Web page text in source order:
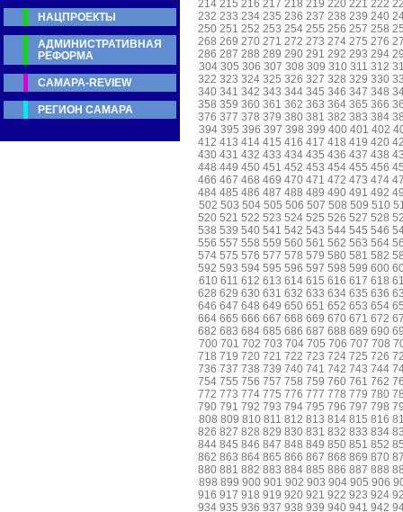
214 215 216 217 218 219 220 221 222
232 233 234 235 236 237 238 239 240
250 251 252 253 254 255 256 257 258
268 269 270 271 272 273 274 275 276
286 287 288 289 290 291 292 293 294
304 305 306 307 308 309 310 311 312
322 323 324 325 326 327 328 329 330
340 341 342 343 344 345 346 347 348
358 359 360 361 362 363 364 365 366
376 377 378 379 380 381 382 383 384
394 395 396 397 398 399 400 401 402
412 413 414 415 416 417 418 419 420
430 431 432 433 434 435 436 437 438
448 449 450 451 452 453 454 455 456
466 467 468 469 470 471 472 473 474
484 485 486 487 488 489 490 491 492
502 503 504 505 506 507 508 509 510
520 521 522 523 524 525 526 527 528
538 539 540 541 542 543 544 545 546
556 557 558 559 560 561 562 563 564
574 575 576 577 578 579 580 581 582
592 593 594 595 596 597 598 599 600
610 611 612 613 614 615 616 617 618
628 629 630 631 632 633 634 635 636
646 647 648 649 650 651 652 653 654
664 665 666 667 668 669 670 671 672
682 683 684 685 686 687 688 689 690
700 701 702 703 704 705 706 707 708
718 719 720 721 722 723 724 725 726
736 737 738 739 740 741 742 743 744
754 755 756 757 758 759 760 761 762
772 773 774 775 776 777 778 779 780
790 791 792 793 794 795 796 797 798
808 809 810 811 812 813 814 815 816
826 827 828 829 830 831 832 833 834
844 845 846 847 848 849 850 851 852
862 863 864 865 866 867 868 869 870
880 881 882 883 884 885 886 887 888
898 899 900 901 902 903 904 905 906
916 917 918 919 920 921 922 923 924
934 935 936 937 938 939 940 941 942
НАЦПРОЕКТЫ
АДМИНИСТРАТИВНАЯ
РЕФОРМА
САМАРА-REVIEW
РЕГИОН САМАРА